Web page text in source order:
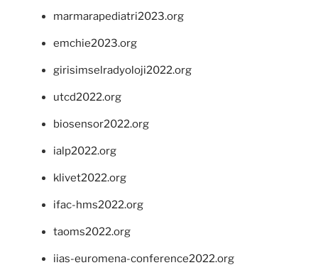
marmarapediatri2023.org
emchie2023.org
girisimselradyoloji2022.org
utcd2022.org
biosensor2022.org
ialp2022.org
klivet2022.org
ifac-hms2022.org
taoms2022.org
iias-euromena-conference2022.org